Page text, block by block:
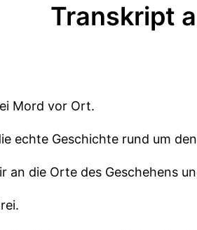
Transkript
Mord vor Ort.
echte Geschichte rund um
an die Orte des Geschehens